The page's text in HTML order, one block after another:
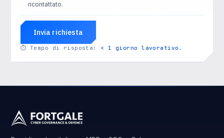
ricontattato.
Invia richiesta
⏱ Tempo di risposta: < 1 giorno lavorativo .